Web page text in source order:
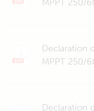
MPPT 250/
Declaration
MPPT 250/
Declaration